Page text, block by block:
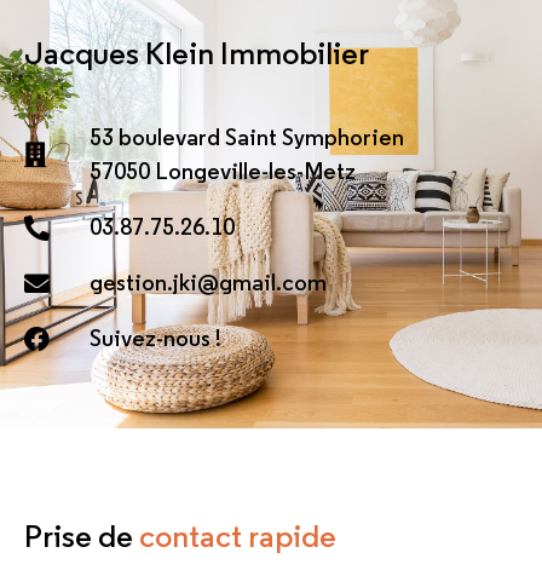
Jacques Klein Immobilier
53 boulevard Saint Symphorien
57050 Longeville-les-Metz
03.87.75.26.10
gestion.jki@gmail.com
Suivez-nous !
Prise de contact rapide